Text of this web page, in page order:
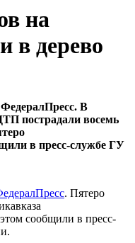
на
в дерево
В
пострадали восемь
в пресс-службе ГУ
. Пятеро
сообщили в пресс-